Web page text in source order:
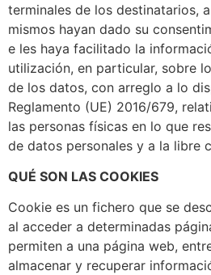
terminales de los destinatarios,
mismos hayan dado su
e les haya facilitado la
utilización, en particular, sobre
de los datos, con arreglo a lo
Reglamento (UE) 2016/679,
las personas físicas en lo que
de datos personales y a la libre
QUÉ SON LAS COOKIES
Cookie es un fichero que se
al acceder a determinadas
permiten a una página web,
almacenar y recuperar